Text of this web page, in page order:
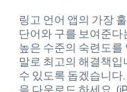
링고 언어 앱의 가장
단어와 구를 보여준다
높은 수준의 숙련도
말로 최고의 해결책
수 있도록 돕겠습니다